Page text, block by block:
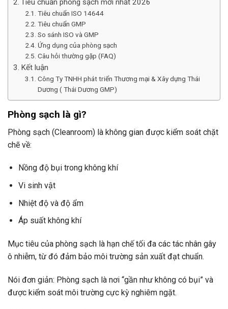
Tiêu chuẩn phòng sạch mới nhất 2026
Tiêu chuẩn ISO 14644
Tiêu chuẩn GMP
So sánh ISO và GMP
Ứng dụng của phòng sạch
Câu hỏi thường gặp (FAQ)
Kết luận
Công Ty TNHH phát triển Thương mại & Xây dựng Thái
Dương ( Thái Dương GMP)
Phòng sạch là gì?
Phòng sạch (Cleanroom) là không gian được kiểm soát chặt
chẽ về:
Nồng độ bụi trong không khí
Vi sinh vật
Nhiệt độ và độ ẩm
Áp suất không khí
Mục tiêu của phòng sạch là hạn chế tối đa các tác nhân gây
ô nhiễm, từ đó đảm bảo môi trường sản xuất đạt chuẩn.
Nói đơn giản: Phòng sạch là nơi “gần như không có bụi” và
được kiểm soát môi trường cực kỳ nghiêm ngặt.